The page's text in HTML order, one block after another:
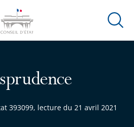
Ouvrir
393099, lecture du 21 avril 2021